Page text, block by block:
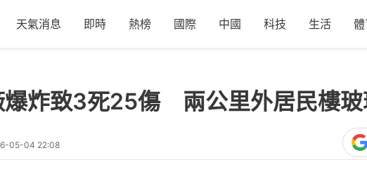
天氣消息 即時 熱榜 國際 中國 科技 生活
爆炸致3死25傷 兩公里外居民樓玻
05-04 22:08